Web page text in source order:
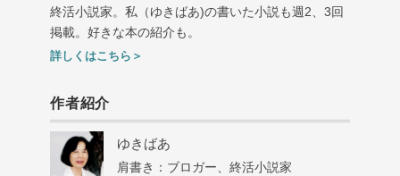
終活小説家。私（ゆきばあ)の書いた小説も週2、 3回
掲載。好きな本の紹介も。
詳しくはこちら＞
作者紹介
ゆきばあ
肩書き：ブロガー、終活小説家